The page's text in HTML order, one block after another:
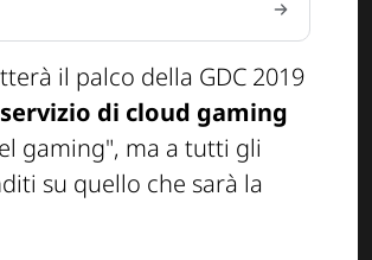
il palco della GDC 2019
di cloud gaming
gaming", ma a tutti gli
su quello che sarà la